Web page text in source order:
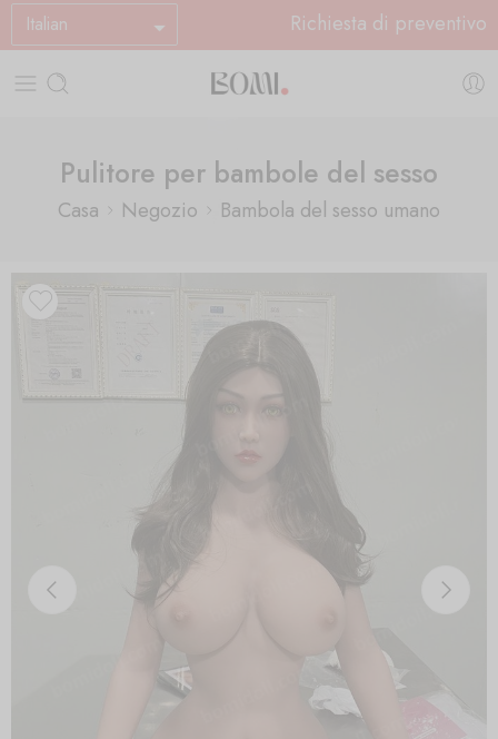
Italian Richiesta di preventivo
Pulitore per bambole del sesso
Casa Negozio Bambola del sesso umano